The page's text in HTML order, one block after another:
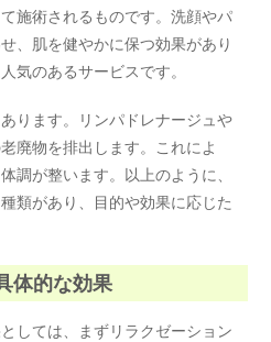
施術されるものです。洗顔やパ
、肌を健やかに保つ効果があり
気のあるサービスです。
ります。リンパドレナージュや
廃物を排出します。これによ
調が整います。以上のように、
類があり、目的や効果に応じた
体的な効果
しては、まずリラクゼーション